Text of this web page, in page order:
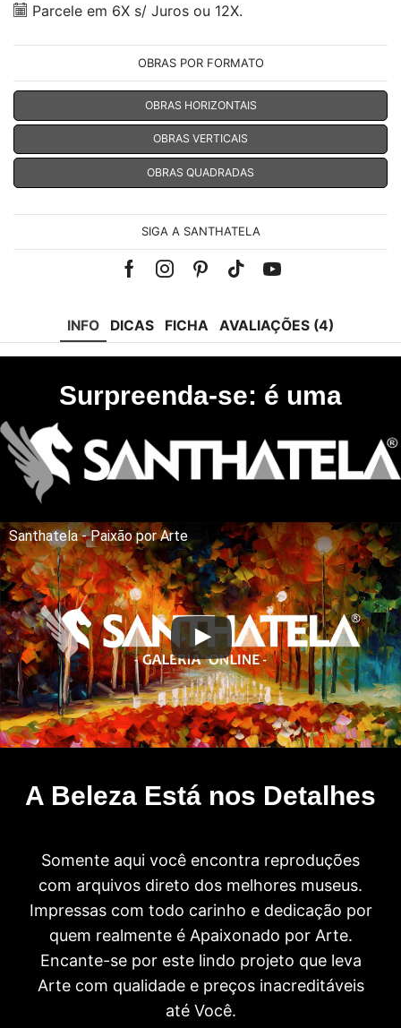
Parcele em 6X s/ Juros ou 12X.
OBRAS POR FORMATO
OBRAS HORIZONTAIS
OBRAS VERTICAIS
OBRAS QUADRADAS
SIGA A SANTHATELA
Facebook
Instagram
Pinterest
Tik-Youtube
INFO DICAS FICHA AVALIAÇÕES (4)
Surpreenda-se: é uma
Santhatela - Paixão por Arte
A Beleza Está nos Detalhes
Somente aqui você encontra reproduções
com arquivos direto dos melhores museus.
Impressas com todo carinho e dedicação por
quem realmente é Apaixonado por Arte.
Encante-se por este lindo projeto que leva
Arte com qualidade e preços inacreditáveis
até Você.